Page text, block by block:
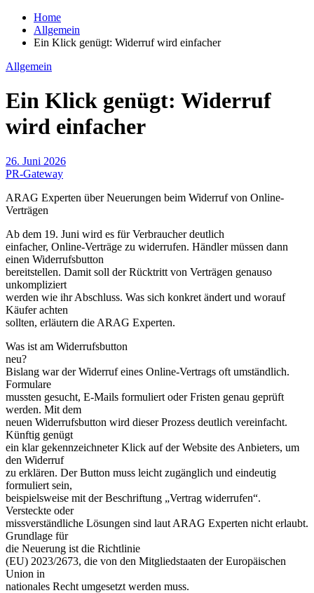
Home
Allgemein
Ein Klick genügt: Widerruf wird einfacher
Allgemein
Ein Klick genügt: Widerruf
wird einfacher
26. Juni 2026
PR-Gateway
ARAG Experten über Neuerungen beim Widerruf von Online-
Verträgen
Ab dem 19. Juni wird es für Verbraucher deutlich
einfacher, Online-Verträge zu widerrufen. Händler müssen dann
einen Widerrufsbutton
bereitstellen. Damit soll der Rücktritt von Verträgen genauso
unkompliziert
werden wie ihr Abschluss. Was sich konkret ändert und worauf
Käufer achten
sollten, erläutern die ARAG Experten.
Was ist am Widerrufsbutton
neu?
Bislang war der Widerruf eines Online-Vertrags oft umständlich.
Formulare
mussten gesucht, E-Mails formuliert oder Fristen genau geprüft
werden. Mit dem
neuen Widerrufsbutton wird dieser Prozess deutlich vereinfacht.
Künftig genügt
ein klar gekennzeichneter Klick auf der Website des Anbieters, um
den Widerruf
zu erklären. Der Button muss leicht zugänglich und eindeutig
formuliert sein,
beispielsweise mit der Beschriftung „Vertrag widerrufen“.
Versteckte oder
missverständliche Lösungen sind laut ARAG Experten nicht erlaubt.
Grundlage für
die Neuerung ist die Richtlinie
(EU) 2023/2673, die von den Mitgliedstaaten der Europäischen
Union in
nationales Recht umgesetzt werden muss.